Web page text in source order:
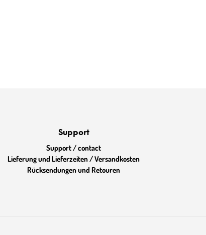
Support
Support / contact
Lieferung und Lieferzeiten / Versandkosten
Rücksendungen und Retouren